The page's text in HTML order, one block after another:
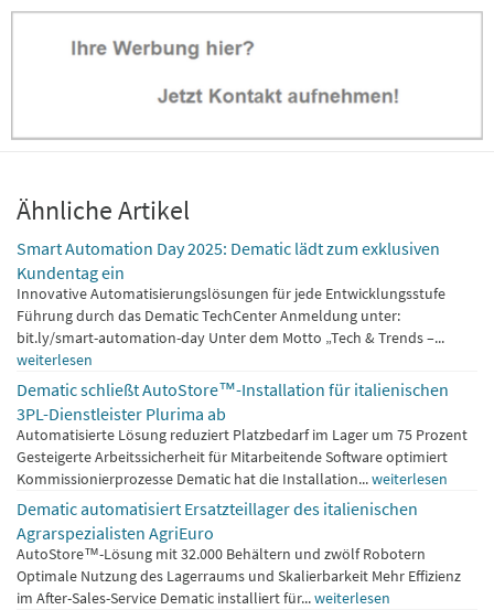
Ähnliche Artikel
Smart Automation Day 2025: Dematic lädt zum exklusiven
Kundentag ein
Innovative Automatisierungslösungen für jede Entwicklungsstufe
Führung durch das Dematic TechCenter Anmeldung unter:
bit.ly/smart-automation-day Unter dem Motto „Tech & Trends –...
weiterlesen
Dematic schließt AutoStore™-Installation für italienischen
3PL-Dienstleister Plurima ab
Automatisierte Lösung reduziert Platzbedarf im Lager um 75 Prozent
Gesteigerte Arbeitssicherheit für Mitarbeitende Software optimiert
Kommissionierprozesse Dematic hat die Installation...weiterlesen
Dematic automatisiert Ersatzteillager des italienischen
Agrarspezialisten AgriEuro
AutoStore™-Lösung mit 32.000 Behältern und zwölf Robotern
Optimale Nutzung des Lagerraums und Skalierbarkeit Mehr Effizienz
im After-Sales-Service Dematic installiert für...weiterlesen